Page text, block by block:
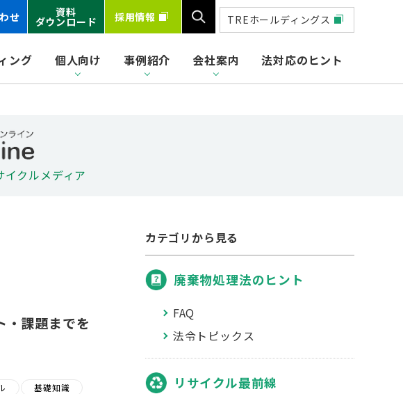
採用情報
資料
ダウンロード
せ
ング 個人向け 事例紹介 会社案内 法対応のヒント
検索
TREホールディングス
クルメディア
・課題までを
基礎知識
カテゴリから見る
廃棄物処理法のヒント
FAQ
法令トピックス
リサイクル最前線